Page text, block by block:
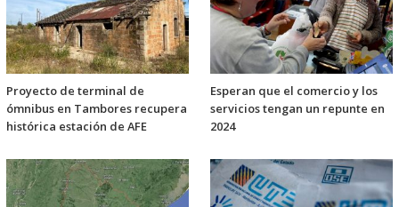
Proyecto de terminal de
ómnibus en Tambores recupera
histórica estación de AFE
Esperan que el comercio y los
servicios tengan un repunte en
2024